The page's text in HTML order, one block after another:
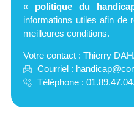
« politique du
informations utiles afin de
meilleures conditions.
Votre contact : Thierry
Courriel :
Téléphone :